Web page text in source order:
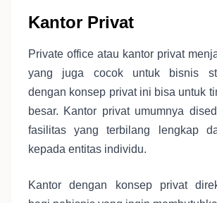
Kantor Privat
Private office atau kantor privat
yang juga cocok untuk bisnis
dengan konsep privat ini bisa untuk
besar. Kantor privat umumnya
fasilitas yang terbilang lengkap
kepada entitas individu.
Kantor dengan konsep privat